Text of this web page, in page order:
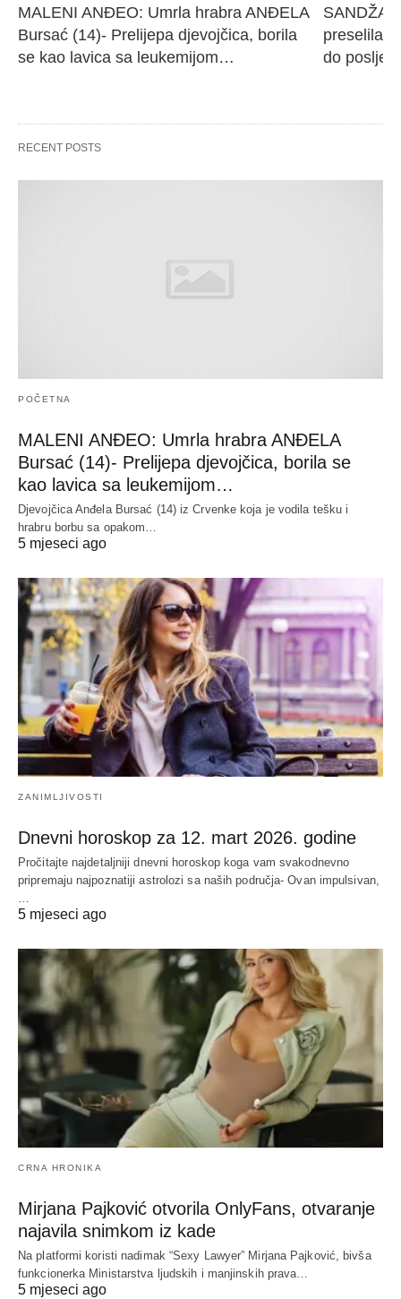
MALENI ANĐEO: Umrla hrabra ANĐELA
Bursać (14)- Prelijepa djevojčica, borila
se kao lavica sa leukemijom…
preselila
do
RECENT POSTS
POČETNA
MALENI ANĐEO: Umrla hrabra ANĐELA
Bursać (14)- Prelijepa djevojčica, borila se
kao lavica sa leukemijom…
Djevojčica Anđela Bursać (14) iz Crvenke koja je vodila tešku i
hrabru borbu sa opakom…
5 mjeseci ago
ZANIMLJIVOSTI
Dnevni horoskop za 12. mart 2026. godine
Pročitajte najdetaljniji dnevni horoskop koga vam svakodnevno
pripremaju najpoznatiji astrolozi sa naših područja- Ovan impulsivan,
5 mjeseci ago
CRNA HRONIKA
Mirjana Pajković otvorila OnlyFans, otvaranje
najavila snimkom iz kade
Na platformi koristi nadimak “Sexy Lawyer” Mirjana Pajković, bivša
funkcionerka Ministarstva ljudskih i manjinskih prava…
5 mjeseci ago